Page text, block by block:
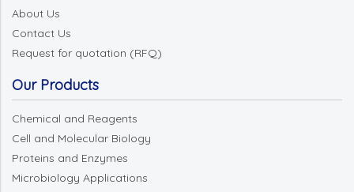
About Us
Contact Us
Request for quotation (RFQ)
Our Products
Chemical and Reagents
Cell and Molecular Biology
Proteins and Enzymes
Microbiology Applications